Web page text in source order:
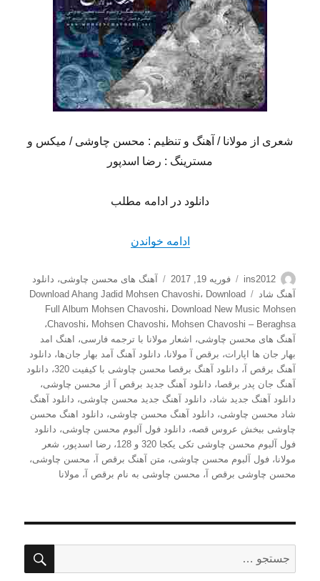
شعری از مولانا / آهنگ و تنظیم : محسن چاوشی / میکس و
مسترینگ : رضا اسدپور
دانلود در ادامه مطلب
ادامه خواندن
نویسنده
ins2012
ارسال
شده
در
فوریه 19, 2017 دسته‌ها
آهنگ های محسن چاوشی، دانلود
آهنگ شاد
برچسب‌ها Download Ahang Jadid Mohsen Chavoshi، Download
Full Album Mohsen Chavoshi، Download New Music Mohsen
Chavoshi، Mohsen Chavoshi، Mohsen Chavoshi – Beraghsa
،
آهنگ های محسن چاوشی، اشعار مولانا با ترجمه فارسی،
اهنگ امد
بهار جان ها اپارات، برقص آ مولانا، دانلود آهنگ آمد بهار جان‌ها، دانلود
آهنگ برقص آ ، دانلود آهنگ برقصا محسن چاوشی با کیفیت 320 ، دانلود
آهنگ جان پدر برقصا، دانلود آهنگ جدید برقص آ از محسن چاوشی،
دانلود آهنگ جدید شاد، دانلود آهنگ جدید محسن چاوشی، دانلود آهنگ
شاد محسن چاوشی، دانلود آهنگ محسن چاوشی، دانلود اهنگ محسن
چاوشی ببخش عروس قصه، دانلود فول آلبوم محسن چاوشی، دانلود
فول آلبوم محسن چاوشی تکی یکجا 320 و 128
،رضا اسدپور ، شعر
مولانا،فول آلبوم محسن چاوشی، متن آهنگ برقص آ ، محسن چاوشی،
محسن چاوشی برقص آ ، محسن چاوشی به نام برقص آ ، مولانا
برای: